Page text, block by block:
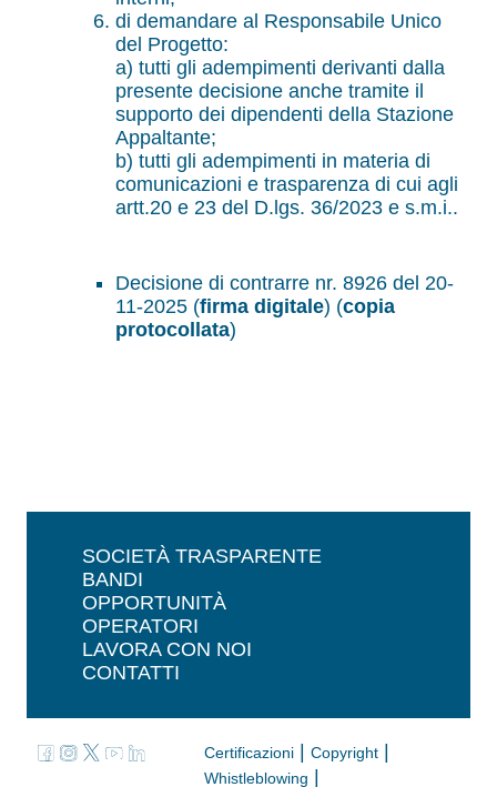
di demandare al Responsabile Unico
del Progetto:
a) tutti gli adempimenti derivanti dalla
presente decisione anche tramite il
supporto dei dipendenti della Stazione
Appaltante;
b) tutti gli adempimenti in materia di
comunicazioni e trasparenza di cui agli
artt.20 e 23 del D.lgs. 36/2023 e s.m.i..
Decisione di contrarre nr. 8926 del 20-
11-2025 (firma digitale) (copia
protocollata)
SOCIETÀ TRASPARENTE
BANDI
OPPORTUNITÀ
OPERATORI
LAVORA CON NOI
CONTATTI
Certificazioni Copyright
Whistleblowing |